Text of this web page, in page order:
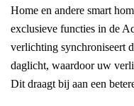
Home en andere smart
exclusieve functies in de
verlichting synchroniseert
daglicht, waardoor uw
Dit draagt bij aan een